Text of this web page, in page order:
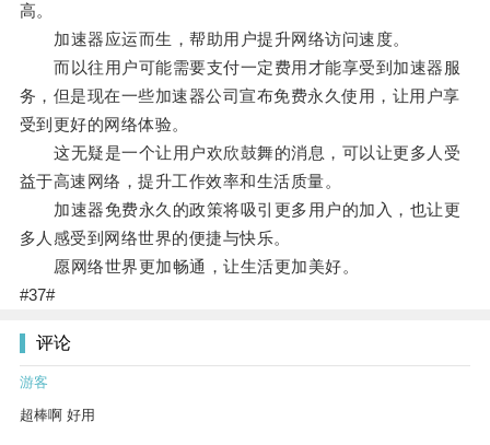
高。
加速器应运而生，帮助用户提升网络访问速度。
而以往用户可能需要支付一定费用才能享受到加速器服
务，但是现在一些加速器公司宣布免费永久使用，让用户享
受到更好的网络体验。
这无疑是一个让用户欢欣鼓舞的消息，可以让更多人受
益于高速网络，提升工作效率和生活质量。
加速器免费永久的政策将吸引更多用户的加入，也让更
多人感受到网络世界的便捷与快乐。
愿网络世界更加畅通，让生活更加美好。
#37#
评论
游客
超棒啊 好用